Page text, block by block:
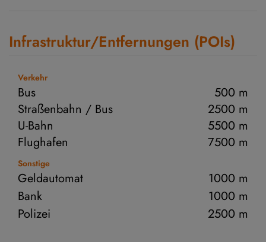
Infrastruktur/Entfernungen (POIs)
Verkehr
Bus
500 m
Straßenbahn / Bus
2500 m
U-Bahn
5500 m
Flughafen
7500 m
Sonstige
Geldautomat
1000 m
Bank
1000 m
Polizei
2500 m